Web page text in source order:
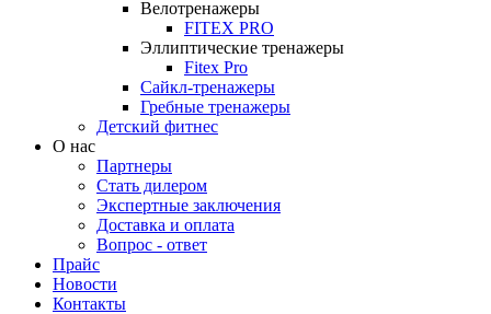
Велотренажеры
FITEX PRO
Эллиптические тренажеры
Fitex Pro
Сайкл-тренажеры
Гребные тренажеры
Детский фитнес
О нас
Партнеры
Стать дилером
Экспертные заключения
Доставка и оплата
Вопрос - ответ
Прайс
Новости
Контакты